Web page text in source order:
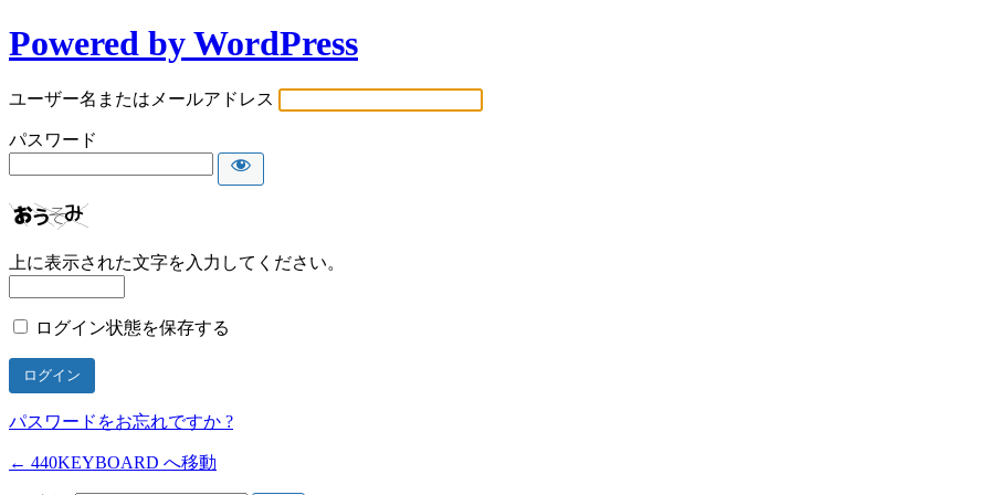
Powered by WordPress
ユーザー名またはメールアドレス
パスワード
上に表示された文字を入力してください。
ログイン状態を保存する
パスワードをお忘れですか ?
← 440KEYBOARD へ移動